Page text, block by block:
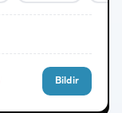
Bildir